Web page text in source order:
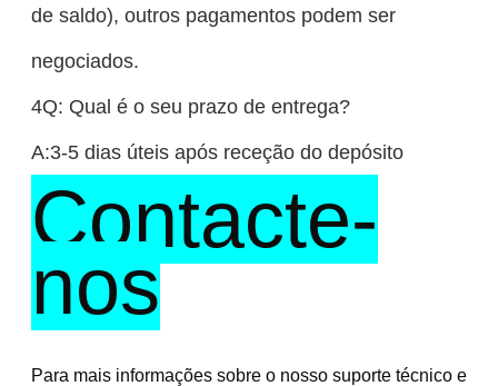
de saldo), outros pagamentos podem ser
negociados.
4Q: Qual é o seu prazo de entrega?
A:3-5 dias úteis após receção do depósito
Contacte-
nos
Para mais informações sobre o nosso suporte técnico e